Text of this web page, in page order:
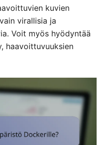
kuvien
virallisia ja
Voit myös hyödyntää
haavoittuvuuksien